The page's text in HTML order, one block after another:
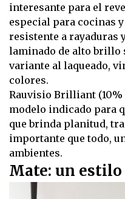
interesante para el
especial para cocinas
resistente a rayaduras
laminado de alto brillo
variante al laqueado,
colores.
Rauvisio Brilliant (10%
modelo indicado para
que brinda planitud,
importante que todo,
ambientes.
Mate: un estilo